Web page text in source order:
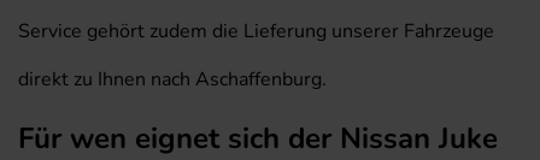
Service gehört zudem die Lieferung unserer Fahrzeuge
direkt zu Ihnen nach Aschaffenburg.
Für wen eignet sich der Nissan Juke